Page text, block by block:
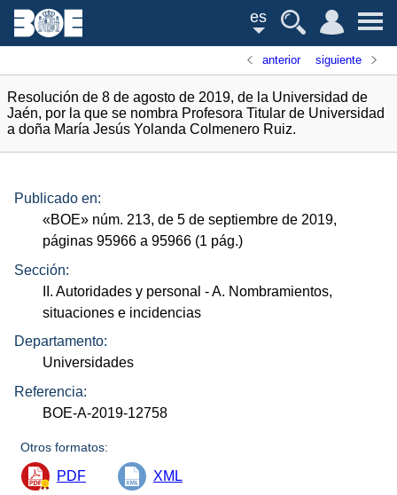
es
anterior siguiente
Resolución de 8 de agosto de 2019, de la Universidad de
Jaén, por la que se nombra Profesora Titular de Universidad
a doña María Jesús Yolanda Colmenero Ruiz.
Publicado en:
«BOE» núm. 213, de 5 de septiembre de 2019,
páginas 95966 a 95966 (1 pág.)
Sección:
II. Autoridades y personal - A. Nombramientos,
situaciones e incidencias
Departamento:
Universidades
Referencia:
BOE-A-2019-12758
Otros formatos:
PDF XML